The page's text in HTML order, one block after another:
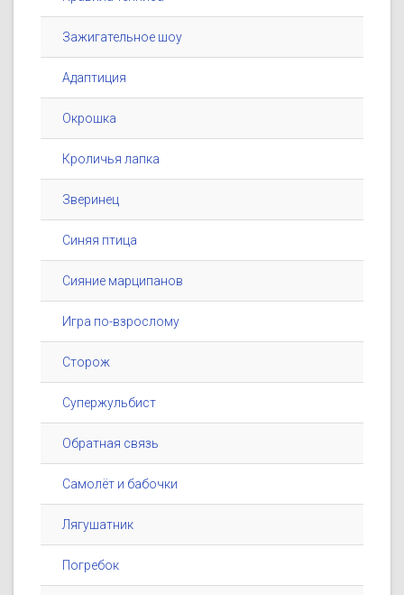
Зажигательное шоу
Адаптиция
Окрошка
Кроличья лапка
Зверинец
Синяя птица
Сияние марципанов
Игра по-взрослому
Сторож
Супержульбист
Обратная связь
Самолёт и бабочки
Лягушатник
Погребок